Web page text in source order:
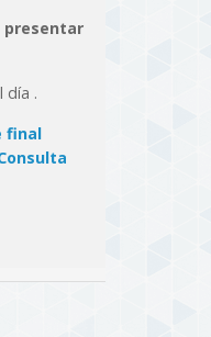
presentar
día .
final